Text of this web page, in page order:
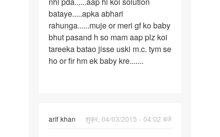
m.c.
tym
bataye.....apka abhari
rahunga......muje or meri gf ko baby
bhut pasand h so mam aap plz koi
tareeka batao jisse uski m.c. tym se
ho or fir hm ek baby kre.......
arif khan
शुक्र, 04/03/2015 - 04:02 बजे